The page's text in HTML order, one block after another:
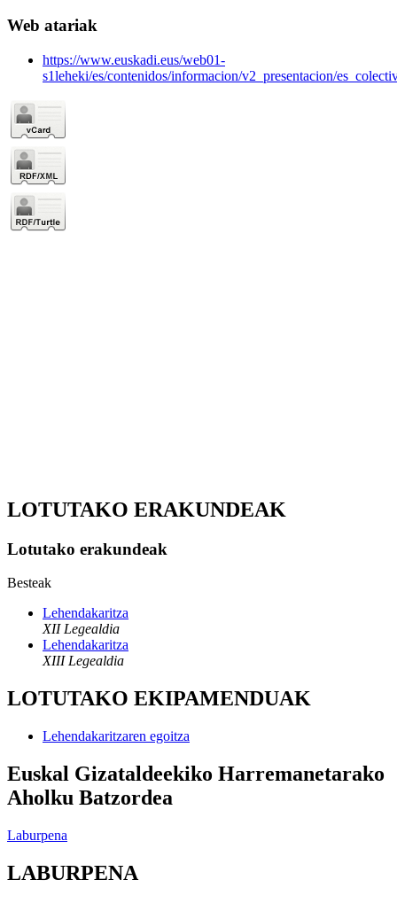
Web atariak
https://www.euskadi.eus/web01-
s1leheki/es/contenidos/informacion/v2_presentacion/
LOTUTAKO ERAKUNDEAK
Lotutako erakundeak
Besteak
Lehendakaritza
XII Legealdia
Lehendakaritza
XIII Legealdia
LOTUTAKO EKIPAMENDUAK
Lehendakaritzaren egoitza
Euskal Gizataldeekiko Harremanetarako
Aholku Batzordea
Laburpena
LABURPENA